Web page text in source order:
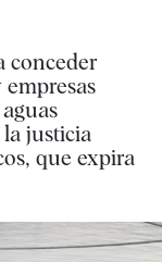
conceder
empresas
la justicia
que expira